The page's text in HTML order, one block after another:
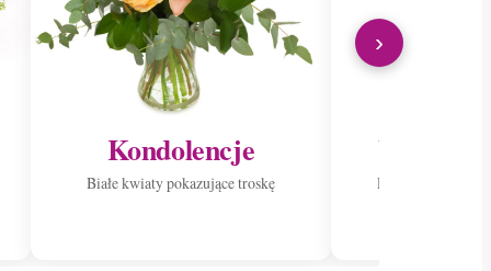
Kondolencje
Białe kwiaty pokazujące troskę
Wyślij
Roznieś radość
›